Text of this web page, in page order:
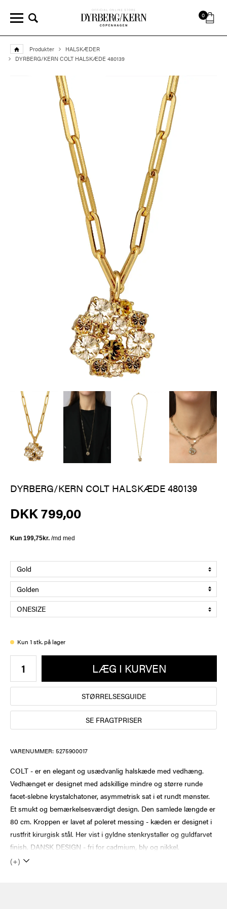
0
Produkter
HALSKÆDER
DYRBERG/KERN COLT HALSKÆDE 480139
DYRBERG/KERN COLT HALSKÆDE 480139
DKK 799,00
Kun 1 stk. på lager
LÆG I KURVEN
STØRRELSESGUIDE
SE FRAGTPRISER
VARENUMMER: 5275900017
COLT - er en elegant og usædvanlig halskæde med vedhæng.
Vedhænget er designet med adskillige mindre og større runde
facet-slebne krystalchatoner, asymmetrisk sat i et rundt mønster.
Et smukt og bemærkelsesværdigt design. Den samlede længde er
80 cm. Kroppen er lavet af poleret messing - kæden er designet i
rustfrit kirurgisk stål. Her vist i gyldne stenkrystaller og guldfarvet
finish. DANSK DESIGN - fri for cadmium, bly og nikkel.
(+)